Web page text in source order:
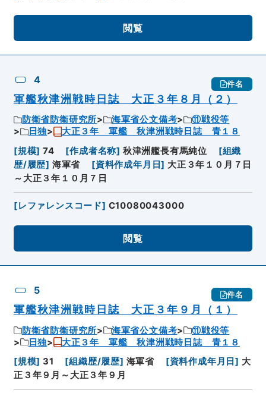
閲覧
4 件名
軍艦秋津洲戦時日誌 大正３年８月（２）
防衛省防衛研究所 海軍省公文備考
⑪戦役等
日独
大正３年 軍艦 秋津洲戦時日誌 青１８
[規模] 74 [作成者名称] 秋津洲艦長有馬純位 [組織
歴/履歴] 海軍省 [資料作成年月日] 大正３年１０月７日
～大正３年１０月７日
[レファレンスコード] C10080043000
閲覧
5 件名
軍艦秋津洲戦時日誌 大正３年９月（１）
防衛省防衛研究所 海軍省公文備考
⑪戦役等
日独
大正３年 軍艦 秋津洲戦時日誌 青１８
[規模] 31 [組織歴/履歴] 海軍省 [資料作成年月日] 大
正３年９月～大正３年９月